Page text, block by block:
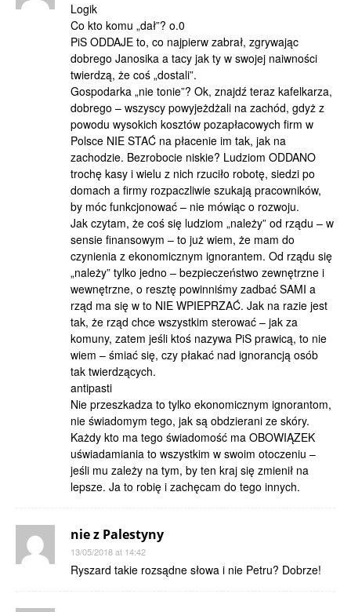
Logik
Co kto komu „dał”? o.0
PiS ODDAJE to, co najpierw zabrał, zgrywając
dobrego Janosika a tacy jak ty w swojej naiwności
twierdzą, że coś „dostali”.
Gospodarka „nie tonie”? Ok, znajdź teraz kafelkarza,
dobrego – wszyscy powyjeżdżali na zachód, gdyż z
powodu wysokich kosztów pozapłacowych firm w
Polsce NIE STAĆ na płacenie im tak, jak na
zachodzie. Bezrobocie niskie? Ludziom ODDANO
trochę kasy i wielu z nich rzuciło robotę, siedzi po
domach a firmy rozpaczliwie szukają pracowników,
by móc funkcjonować – nie mówiąc o rozwoju.
Jak czytam, że coś się ludziom „należy” od rządu – w
sensie finansowym – to już wiem, że mam do
czynienia z ekonomicznym ignorantem. Od rządu się
„należy” tylko jedno – bezpieczeństwo zewnętrzne i
wewnętrzne, o resztę powinniśmy zadbać SAMI a
rząd ma się w to NIE WPIEPRZAĆ. Jak na razie jest
tak, że rząd chce wszystkim sterować – jak za
komuny, zatem jeśli ktoś nazywa PiS prawicą, to nie
wiem – śmiać się, czy płakać nad ignorancją osób
tak twierdzących.
antipasti
Nie przeszkadza to tylko ekonomicznym ignorantom,
nie świadomym tego, jak są obdzierani ze skóry.
Każdy kto ma tego świadomość ma OBOWIĄZEK
uświadamiania to wszystkim w swoim otoczeniu –
jeśli mu zależy na tym, by ten kraj się zmienił na
lepsze. Ja to robię i zachęcam do tego innych.
nie z Palestyny
13/05/2018 at 14:42
Ryszard takie rozsądne słowa i nie Petru? Dobrze!